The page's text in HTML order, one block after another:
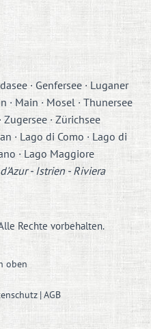
· Genfersee · Luganer
· Main · Mosel · Thunersee
Zugersee · Zürichsee
· Lago di Como · Lago di
· Lago Maggiore
- Istrien - Riviera
Rechte vorbehalten.
oben
AGB